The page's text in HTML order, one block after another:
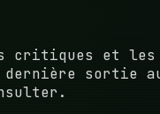
et les
sortie au